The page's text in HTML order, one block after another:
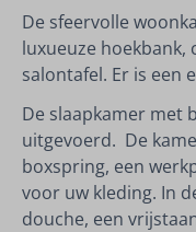
De sfeervolle
luxueuze
salontafel. Er is een
De slaapkamer met
uitgevoerd. De
boxspring, een
voor uw kleding. In
douche, een